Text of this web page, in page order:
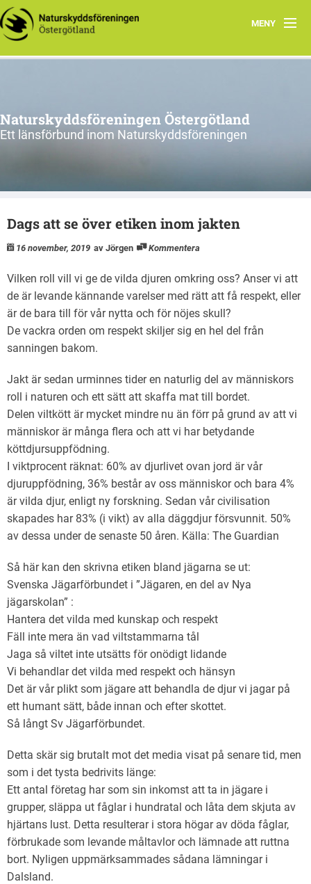
MENY
Aktuellt
Natur i Östergötland
Kretsar
Naturskyddsföreningen Östergötland
Ett länsförbund inom Naturskyddsföreningen
Dags att se över etiken inom jakten
16 november, 2019 av Jörgen Kommentera
Vilken roll vill vi ge de vilda djuren omkring oss? Anser vi att
de är levande kännande varelser med rätt att få respekt, eller
är de bara till för vår nytta och för nöjes skull?
De vackra orden om respekt skiljer sig en hel del från
sanningen bakom.
Jakt är sedan urminnes tider en naturlig del av människors
roll i naturen och ett sätt att skaffa mat till bordet.
Delen viltkött är mycket mindre nu än förr på grund av att vi
människor är många flera och att vi har betydande
köttdjursuppfödning.
I viktprocent räknat: 60% av djurlivet ovan jord är vår
djuruppfödning, 36% består av oss människor och bara 4%
är vilda djur, enligt ny forskning. Sedan vår civilisation
skapades har 83% (i vikt) av alla däggdjur försvunnit. 50%
av dessa under de senaste 50 åren. Källa: The Guardian
Så här kan den skrivna etiken bland jägarna se ut:
Svenska Jägarförbundet i ”Jägaren, en del av Nya
jägarskolan” :
Hantera det vilda med kunskap och respekt
Fäll inte mera än vad viltstammarna tål
Jaga så viltet inte utsätts för onödigt lidande
Vi behandlar det vilda med respekt och hänsyn
Det är vår plikt som jägare att behandla de djur vi jagar på
ett humant sätt, både innan och efter skottet.
Så långt Sv Jägarförbundet.
Detta skär sig brutalt mot det media visat på senare tid, men
som i det tysta bedrivits länge:
Ett antal företag har som sin inkomst att ta in jägare i
grupper, släppa ut fåglar i hundratal och låta dem skjuta av
hjärtans lust. Detta resulterar i stora högar av döda fåglar,
förbrukade som levande måltavlor och lämnade att ruttna
bort. Nyligen uppmärksammades sådana lämningar i
Dalsland.